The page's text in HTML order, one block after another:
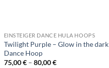
EINSTEIGER DANCE HULA HOOPS
Twilight Purple – Glow in the dark
Dance Hoop
75,00€ – 80,00€Preisspanne: